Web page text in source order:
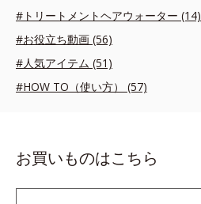
#トリートメントヘアウォーター (14)
#お役立ち動画 (56)
#人気アイテム (51)
#HOW TO（使い方） (57)
お買いものはこちら